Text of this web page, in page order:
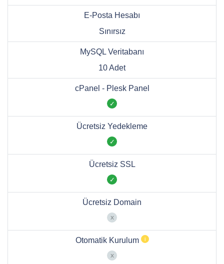
E-Posta Hesabı
Sınırsız
MySQL Veritabanı
10 Adet
cPanel - Plesk Panel
Ücretsiz Yedekleme
Ücretsiz SSL
Ücretsiz Domain
Otomatik Kurulum